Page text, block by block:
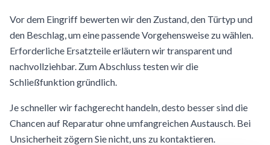
Vor dem Eingriff bewerten wir den Zustand, den Türtyp und
den Beschlag, um eine passende Vorgehensweise zu wählen.
Erforderliche Ersatzteile erläutern wir transparent und
nachvollziehbar. Zum Abschluss testen wir die
Schließfunktion gründlich.
Je schneller wir fachgerecht handeln, desto besser sind die
Chancen auf Reparatur ohne umfangreichen Austausch. Bei
Unsicherheit zögern Sie nicht, uns zu kontaktieren.